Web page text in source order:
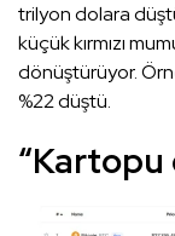
trilyon dolara
küçük kırmızı
dönüştürüyor.
%22 düştü.
“Kartopu